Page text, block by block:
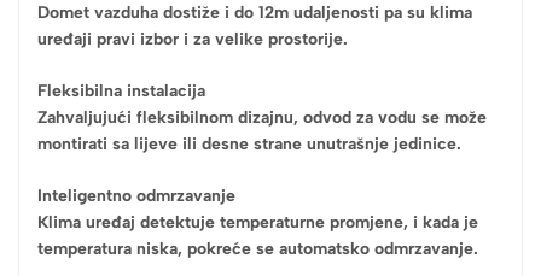
Domet vazduha dostiže i do 12m udaljenosti pa su klima
uređaji pravi izbor i za velike prostorije.
Fleksibilna instalacija
Zahvaljujući fleksibilnom dizajnu, odvod za vodu se može
montirati sa lijeve ili desne strane unutrašnje jedinice.
Inteligentno odmrzavanje
Klima uređaj detektuje temperaturne promjene, i kada je
temperatura niska, pokreće se automatsko odmrzavanje.